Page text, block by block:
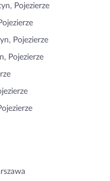
Pojezierze
Pojezierze
Pojezierze